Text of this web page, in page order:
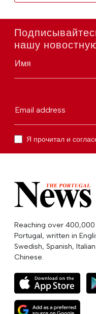
нашу
Имя
Email address
Я прочитал и
Reaching over
Portugal, written in
Swedish, Spanish,
Chinese.